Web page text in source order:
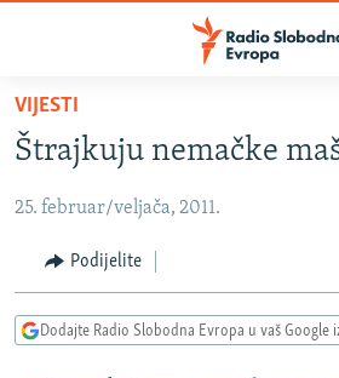
Pređite
na
glavni
Pređite
Pređite
VIJESTI
BOSNA I HERCEGOVINA
SRBIJA
KOSOVO
VIZUELNO
VIJESTI
Štrajkuju nemačke
25. februar/veljača, 2011.
Podijelite
Dodajte Radio Slobodna Evropa u vaš Google